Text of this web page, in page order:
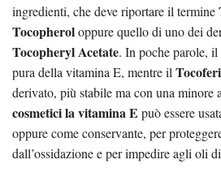
ingredienti, che deve riportare il termine
Tocopheroloppure quello di uno dei
Tocopheryl Acetate. In poche parole,
pura della vitamina E, mentre il
derivato, più stabile ma con una minore
cosmetici la vitamina E può essere
oppure come conservante, per
dall’ossidazione e per impedire agli oli